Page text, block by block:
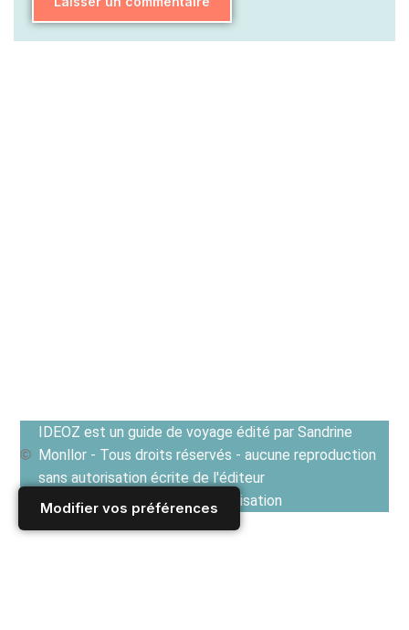
Modifier vos préférences
IDEOZ est un guide de voyage édité par Sandrine
Monllor - Tous droits réservés - aucune reproduction
sans autorisation écrite de l'éditeur
Voir les Conditions générales d'utilisation